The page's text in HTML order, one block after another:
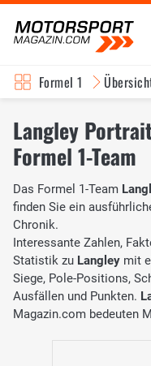
Formel 1
Langley
Formel 1-Team
Das Formel 1-Team
finden Sie ein
Chronik.
Interessante Zahlen,
Statistik zu Langley mit
Siege, Pole-Positions,
Ausfällen und Punkten.
Magazin.com bedeuten